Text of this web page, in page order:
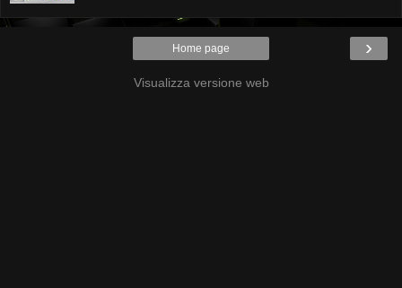
›
Home page
Visualizza versione web